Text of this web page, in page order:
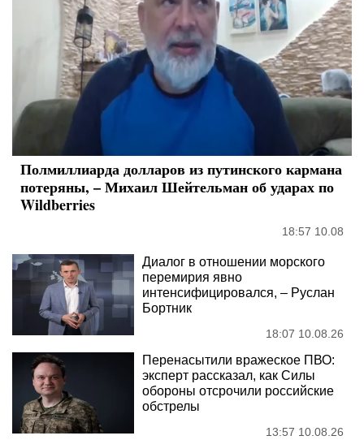
Полмиллиарда долларов из путинского кармана
потеряны, – Михаил Шейтельман об ударах по
Wildberries
18:57 10.08
Диалог в отношении морского
перемирия явно
интенсифицировался, – Руслан
Бортник
18:07 10.08.26
Перенасытили вражеское ПВО:
эксперт рассказал, как Силы
обороны отсрочили российские
обстрелы
13:57 10.08.26